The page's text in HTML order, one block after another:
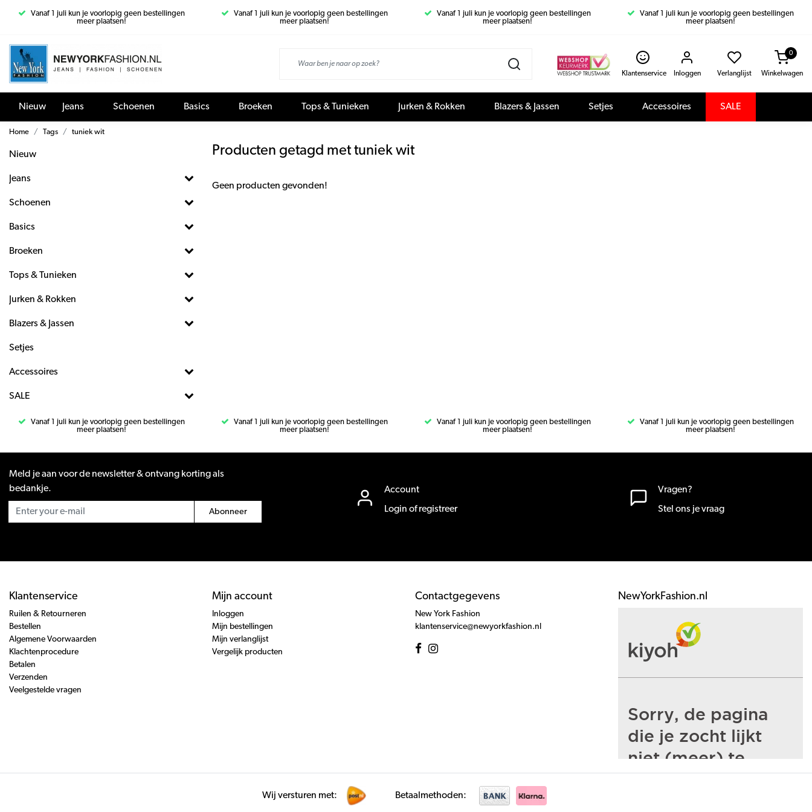
Vanaf 1 juli kun je voorlopig geen bestellingen
meer plaatsen!
Vanaf 1 juli kun je voorlopig geen bestellingen
meer plaatsen!
Vanaf 1 juli kun je voorlopig geen bestellingen
meer plaatsen!
Vanaf 1 juli kun je voorlopig geen bestellingen
meer plaatsen!
Klantenservice Inloggen Verlanglijst Winkelwagen
0
Nieuw Jeans Schoenen Basics Broeken Tops & Tunieken Jurken & Rokken Blazers & Jassen Setjes Accessoires SALE
Home Tags tuniek wit
Nieuw
Jeans
Schoenen
Basics
Broeken
Tops & Tunieken
Jurken & Rokken
Blazers & Jassen
Setjes
Accessoires
SALE
Producten getagd met tuniek wit
Geen producten gevonden!
Vanaf 1 juli kun je voorlopig geen bestellingen
meer plaatsen!
Vanaf 1 juli kun je voorlopig geen bestellingen
meer plaatsen!
Vanaf 1 juli kun je voorlopig geen bestellingen
meer plaatsen!
Vanaf 1 juli kun je voorlopig geen bestellingen
meer plaatsen!
Meld je aan voor de newsletter & ontvang korting als
bedankje.
Abonneer
Account
Login of registreer
Vragen?
Stel ons je vraag
Klantenservice
Ruilen & Retourneren
Bestellen
Algemene Voorwaarden
Klachtenprocedure
Betalen
Verzenden
Veelgestelde vragen
Mijn account
Inloggen
Mijn bestellingen
Mijn verlanglijst
Vergelijk producten
Contactgegevens
New York Fashion
klantenservice@newyorkfashion.nl
NewYorkFashion.nl
Wij versturen met: Betaalmethoden: